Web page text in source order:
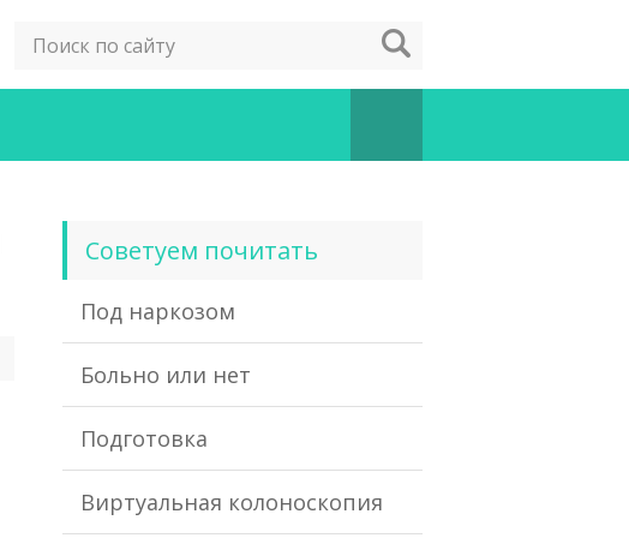
Советуем почитать
Под наркозом
Больно или нет
Подготовка
Виртуальная колоноскопия